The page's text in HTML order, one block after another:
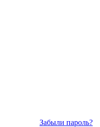
Забыли пароль?